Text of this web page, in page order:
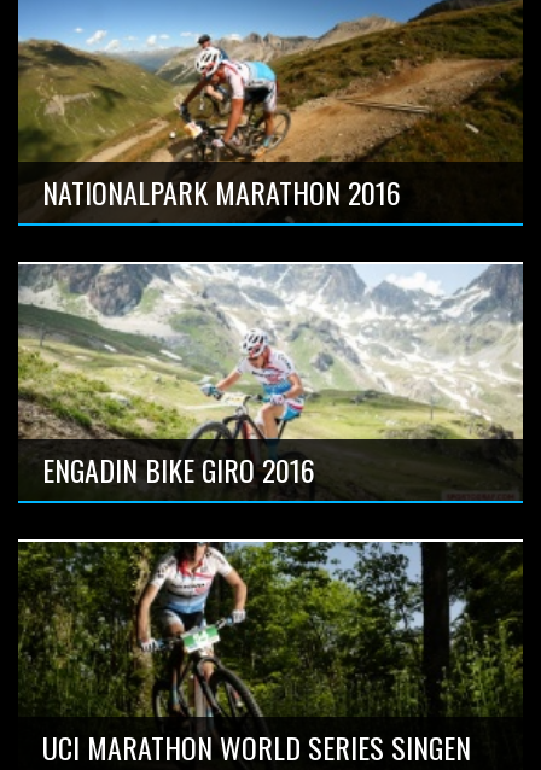
Uci Etappen Rennen in Andalusien, Spanien
Anzahl Bilder: 81
first uci S2 Stage race on snow ever!
Anzahl Bilder: 26
NATIONALPARK MARATHON 2016
Anzahl Bilder: 3
ENGADIN BIKE GIRO 2016
UCI MARATHON WORLD SERIES SINGEN